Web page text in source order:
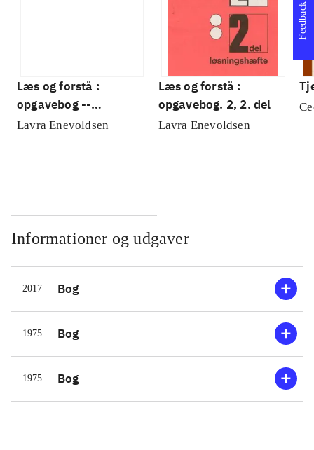
Læs og forstå :
opgavebog --
Løsningshæfte. 1, 2.
Lavra Enevoldsen
Læs og forstå :
opgavebog. 2, 2. del
Lavra Enevoldsen
Informationer og udgaver
2017 Bog
1975 Bog
1975 Bog
Feedback